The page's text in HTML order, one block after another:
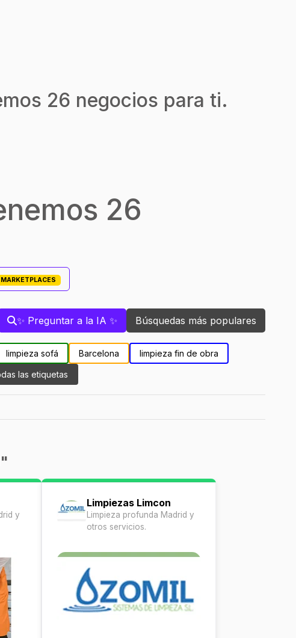
26 negocios para ti.
26
✨ Preguntar a la IA ✨ Búsquedas más populares
limpieza sofá Barcelona limpieza fin de obra
las etiquetas
y
Limpiezas Limcon
Limpieza profunda Madrid y
otros servicios.